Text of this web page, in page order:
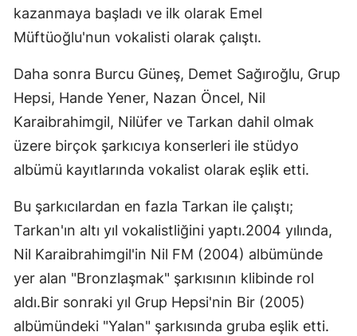
kazanmaya başladı ve ilk olarak Emel
Müftüoğlu'nun vokalisti olarak çalıştı.
Daha sonra Burcu Güneş, Demet Sağıroğlu, Grup
Hepsi, Hande Yener, Nazan Öncel, Nil
Karaibrahimgil, Nilüfer ve Tarkan dahil olmak
üzere birçok şarkıcıya konserleri ile stüdyo
albümü kayıtlarında vokalist olarak eşlik etti.
Bu şarkıcılardan en fazla Tarkan ile çalıştı;
Tarkan'ın altı yıl vokalistliğini yaptı.2004 yılında,
Nil Karaibrahimgil'in Nil FM (2004) albümünde
yer alan "Bronzlaşmak" şarkısının klibinde rol
aldı.Bir sonraki yıl Grup Hepsi'nin Bir (2005)
albümündeki "Yalan" şarkısında gruba eşlik etti.